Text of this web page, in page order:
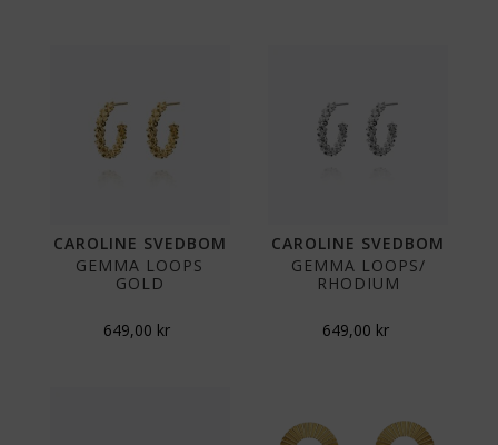
CAROLINE SVEDBOM
GEMMA LOOPS
GOLD
649,00 kr
CAROLINE SVEDBOM
GEMMA LOOPS/
RHODIUM
649,00 kr